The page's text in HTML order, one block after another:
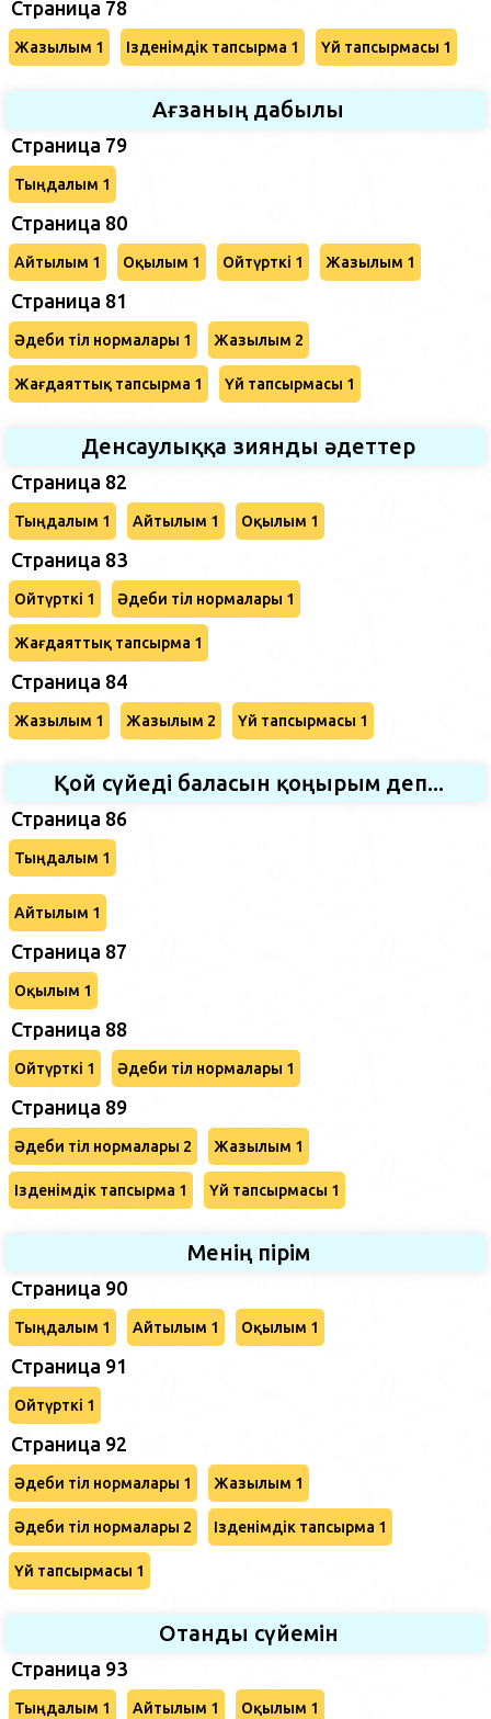
Страница 78
Жазылым 1 Ізденімдік тапсырма 1 Үй тапсырмасы 1
Ағзаның дабылы
Страница 79
Тыңдалым 1
Страница 80
Айтылым 1 Оқылым 1 Ойтүрткі 1 Жазылым 1
Страница 81
Әдеби тіл нормалары 1 Жазылым 2
Жағдаяттық тапсырма 1 Үй тапсырмасы 1
Денсаулыққа зиянды әдеттер
Страница 82
Тыңдалым 1 Айтылым 1 Оқылым 1
Страница 83
Ойтүрткі 1 Әдеби тіл нормалары 1
Жағдаяттық тапсырма 1
Страница 84
Жазылым 1 Жазылым 2 Үй тапсырмасы 1
Қой сүйеді баласын қоңырым деп...
Страница 86
Тыңдалым 1
Айтылым 1
Страница 87
Оқылым 1
Страница 88
Ойтүрткі 1 Әдеби тіл нормалары 1
Страница 89
Әдеби тіл нормалары 2 Жазылым 1
Ізденімдік тапсырма 1 Үй тапсырмасы 1
Менің пірім
Страница 90
Тыңдалым 1 Айтылым 1 Оқылым 1
Страница 91
Ойтүрткі 1
Страница 92
Әдеби тіл нормалары 1 Жазылым 1
Әдеби тіл нормалары 2 Ізденімдік тапсырма 1
Үй тапсырмасы 1
Отанды сүйемін
Страница 93
Тыңдалым 1 Айтылым 1 Оқылым 1